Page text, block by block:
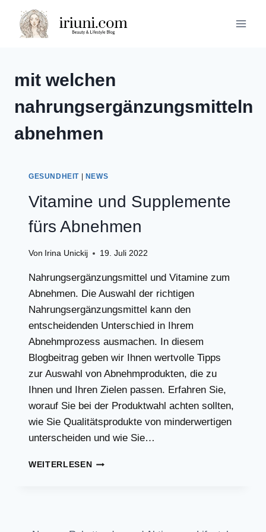
Inhalt
springen
mit welchen
nahrungsergänzungsmitteln
abnehmen
GESUNDHEIT| NEWS
Vitamine und Supplemente
fürs Abnehmen
Von Irina Unickij 19. Juli 2022
Nahrungsergänzungsmittel und Vitamine zum
Abnehmen. Die Auswahl der richtigen
Nahrungsergänzungsmittel kann den
entscheidenden Unterschied in Ihrem
Abnehmprozess ausmachen. In diesem
Blogbeitrag geben wir Ihnen wertvolle Tipps
zur Auswahl von Abnehmprodukten, die zu
Ihnen und Ihren Zielen passen. Erfahren Sie,
worauf Sie bei der Produktwahl achten sollten,
wie Sie Qualitätsprodukte von minderwertigen
unterscheiden und wie Sie…
WEITERLESENVITAMINE